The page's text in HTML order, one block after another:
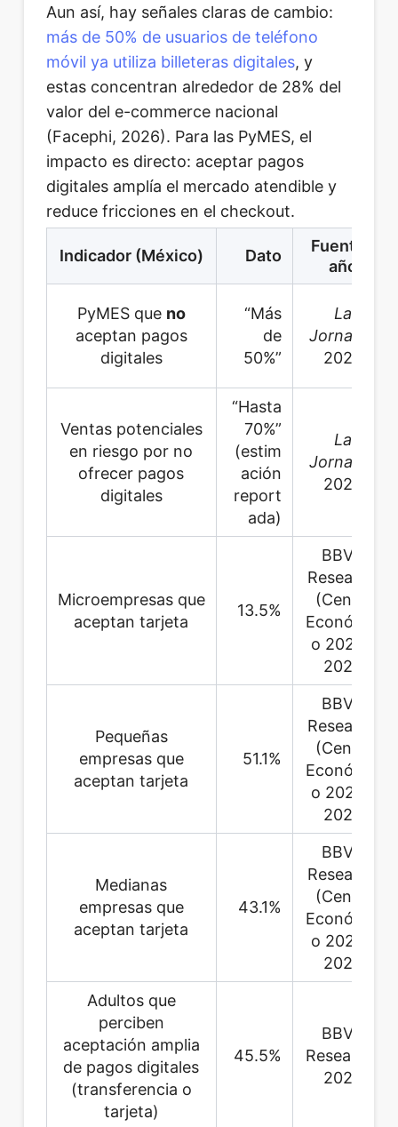
Aun así, hay señales claras de cambio:
más de 50% de usuarios de teléfono
móvil ya utiliza billeteras digitales, y
estas concentran alrededor de 28% del
valor del e-commerce nacional
(Facephi, 2026). Para las PyMES, el
impacto es directo: aceptar pagos
digitales amplía el mercado atendible y
reduce fricciones en el checkout.
Indicador (México) Dato
Fuente /
año
PyMES que no
aceptan pagos
digitales
“Más
de
50%”
La
Jornada
2026
Ventas potenciales
en riesgo por no
ofrecer pagos
digitales
“Hasta
70%”
(estim
ación
report
ada)
La
Jornada
2026
Microempresas que
aceptan tarjeta
13.5%
BBVA
Research
(Censo
Económic
o 2023),
2025
Pequeñas
empresas que
aceptan tarjeta
51.1%
BBVA
Research
(Censo
Económic
o 2023),
2025
Medianas
empresas que
aceptan tarjeta
43.1%
BBVA
Research
(Censo
Económic
o 2023),
2025
Adultos que
perciben
aceptación amplia
de pagos digitales
(transferencia o
tarjeta)
45.5%
BBVA
Research,
2025